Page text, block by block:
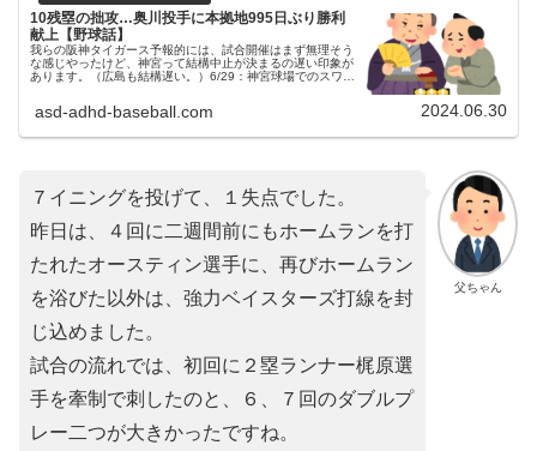
10残塁の拙攻…奥川投手に本拠地995日ぶり勝利
献上【野球話】
我らの阪神タイガース予報的には、試合開催はまず無理そう
な感じやったけど、神宮って結構中止が決まるの遅い印象が
あります。（広島も結構遅い。）6/29：神宮球場でのスワロ
行われました。（...
asd-adhd-baseball.com 2024.06.30
父ちゃん
７イニングを投げて、１失点でした。
昨日は、４回に二週間前にもホームランを打
たれたオースティン選手に、再びホームラン
を浴びた以外は、強力ベイスターズ打線を封
じ込めました。
試合の流れでは、初回に２塁ランナー梶原選
手を牽制で刺したのと、６、７回のダブルプ
レー二つが大きかったですね。